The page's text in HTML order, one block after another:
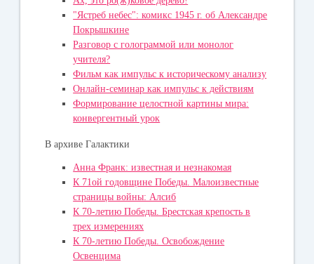
"Ястреб небес": комикс 1945 г. об Александре
Покрышкине
Разговор с голограммой или монолог
учителя?
Фильм как импульс к историческому анализу
Онлайн-семинар как импульс к действиям
Формирование целостной картины мира:
конвергентный урок
В архиве Галактики
Анна Франк: известная и незнакомая
К 71ой годовщине Победы. Малоизвестные
страницы войны: Алсиб
К 70-летию Победы. Брестская крепость в
трех измерениях
К 70-летию Победы. Освобождение
Освенцима